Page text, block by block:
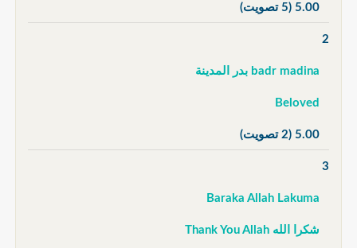
5.00 (5 تصويت)
2
badr madina بدر المدينة
Beloved
5.00 (2 تصويت)
3
Baraka Allah Lakuma
شكرا الله Thank You Allah